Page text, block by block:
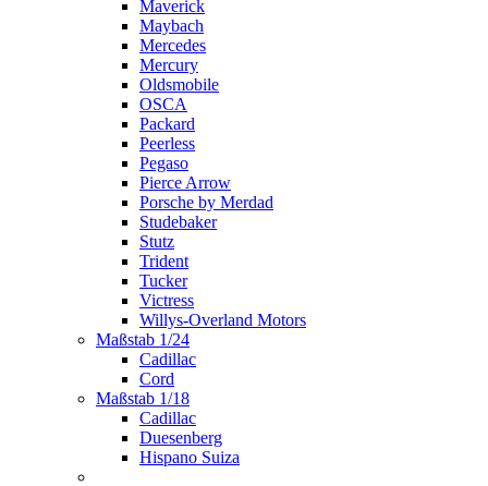
Maverick
Maybach
Mercedes
Mercury
Oldsmobile
OSCA
Packard
Peerless
Pegaso
Pierce Arrow
Porsche by Merdad
Studebaker
Stutz
Trident
Tucker
Victress
Willys-Overland Motors
Maßstab 1/24
Cadillac
Cord
Maßstab 1/18
Cadillac
Duesenberg
Hispano Suiza